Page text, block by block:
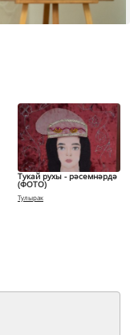
Тукай рухы - рәсемнәрдә
(ФОТО)
Тулырак